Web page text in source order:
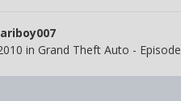
in Grand Theft Auto -